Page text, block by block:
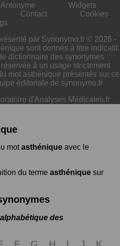
Antonyme
Widgets
Contact
Cookies
par Synonymo.fr © 2026 -
sont donnés à titre indicatif.
dictionnaire des synonymes
à un usage strictement
mot asthénique présentés sur ce
éditoriale de synonymo.fr
d'Analyses Médicales.fr
motasthénique avec le
du terme asthénique sur
des